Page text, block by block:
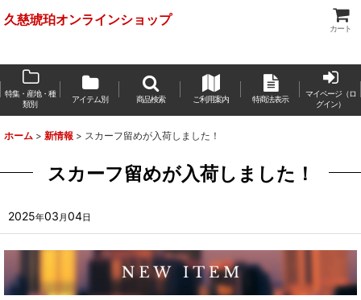
久慈琥珀オンラインショップ
カート
特集・産地・種
類別
アイテム別 商品検索 ご利用案内 特商法表示
マイページ（ロ
グイン）
ホーム > 新情報 > スカーフ留めが入荷しました！
スカーフ留めが入荷しました！
2025年03 月04日